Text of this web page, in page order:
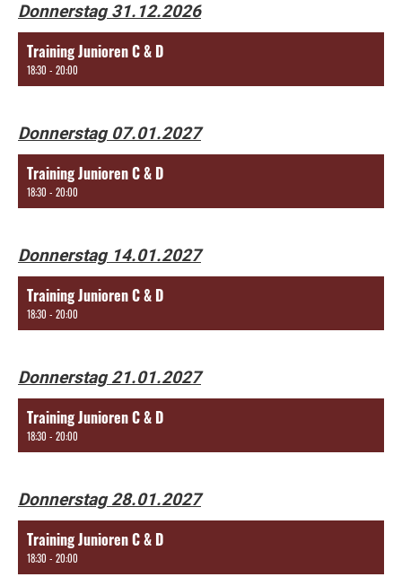
Donnerstag 31.12.2026
Training Junioren C & D
18:30 - 20:00
Donnerstag 07.01.2027
Training Junioren C & D
18:30 - 20:00
Donnerstag 14.01.2027
Training Junioren C & D
18:30 - 20:00
Donnerstag 21.01.2027
Training Junioren C & D
18:30 - 20:00
Donnerstag 28.01.2027
Training Junioren C & D
18:30 - 20:00